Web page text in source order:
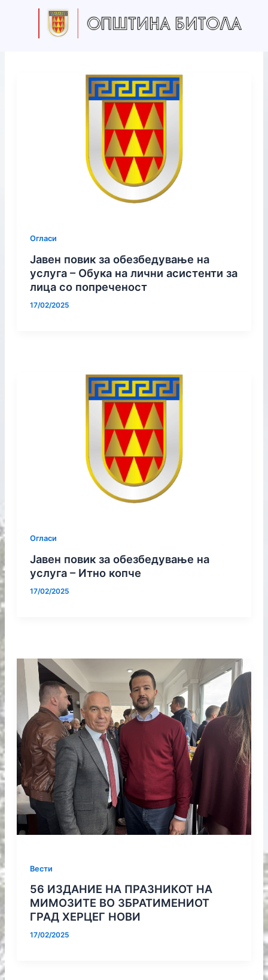
Огласи
Јавен повик за обезбедување на
услуга – Обука на лични асистенти за
лица со попреченост
17/02/2025
Огласи
Јавен повик за обезбедување на
услуга – Итно копче
17/02/2025
Вести
56 ИЗДАНИЕ НА ПРАЗНИКОТ НА
МИМОЗИТЕ ВО ЗБРАТИМЕНИОТ
ГРАД ХЕРЦЕГ НОВИ
17/02/2025